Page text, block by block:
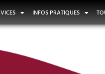
INFOS PRATIQUES